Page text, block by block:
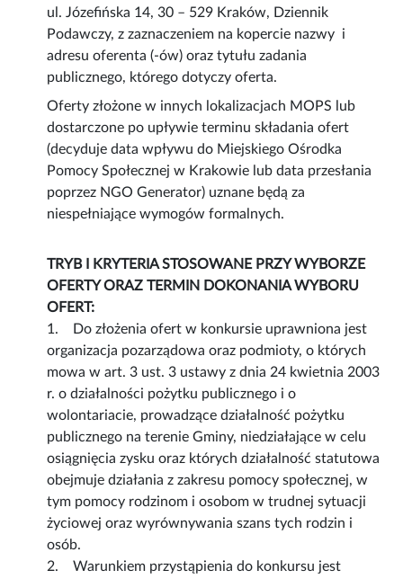
ul. Józefińska 14, 30 – 529 Kraków, Dziennik
Podawczy, z zaznaczeniem na kopercie nazwy i
adresu oferenta (-ów) oraz tytułu zadania
publicznego, którego dotyczy oferta.
Oferty złożone w innych lokalizacjach MOPS lub
dostarczone po upływie terminu składania ofert
(decyduje data wpływu do Miejskiego Ośrodka
Pomocy Społecznej w Krakowie lub data przesłania
poprzez NGO Generator) uznane będą za
niespełniające wymogów formalnych.
TRYB I KRYTERIA STOSOWANE PRZY WYBORZE
OFERTY ORAZ TERMIN DOKONANIA WYBORU
OFERT:
1. Do złożenia ofert w konkursie uprawniona jest
organizacja pozarządowa oraz podmioty, o których
mowa w art. 3 ust. 3 ustawy z dnia 24 kwietnia 2003
r. o działalności pożytku publicznego i o
wolontariacie, prowadzące działalność pożytku
publicznego na terenie Gminy, niedziałające w celu
osiągnięcia zysku oraz których działalność statutowa
obejmuje działania z zakresu pomocy społecznej, w
tym pomocy rodzinom i osobom w trudnej sytuacji
życiowej oraz wyrównywania szans tych rodzin i
osób.
2. Warunkiem przystąpienia do konkursu jest